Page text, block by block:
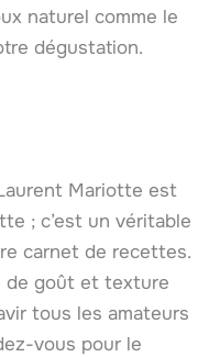
naturel comme le
dégustation.
Mariotte est
; c’est un véritable
carnet de recettes.
de goût et texture
tous les amateurs
vous pour le